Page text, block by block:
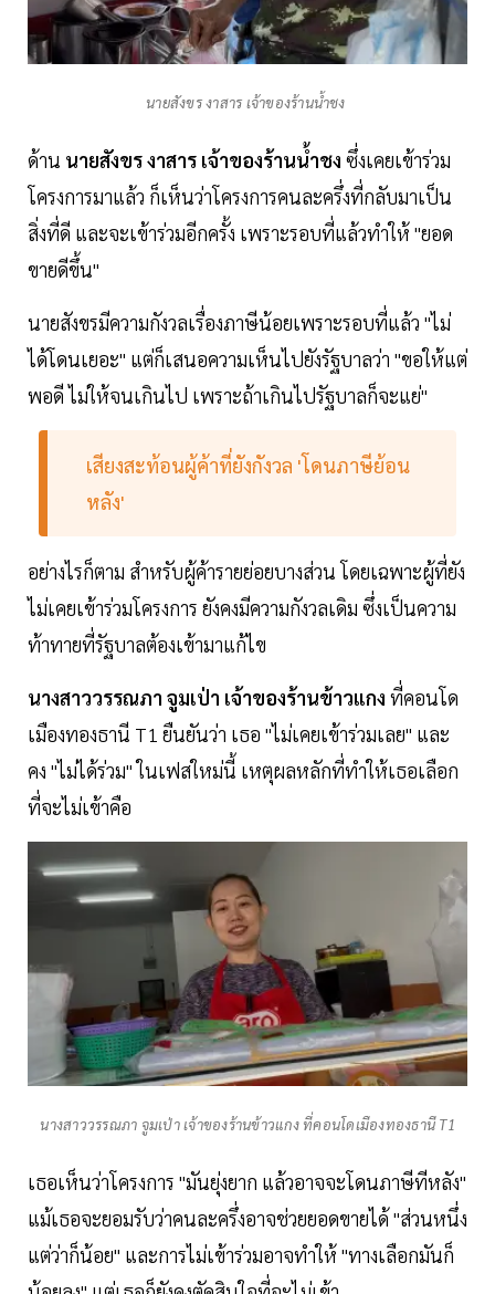
นายสังขร งาสาร เจ้าของร้านน้ำชง
ด้าน นายสังขร งาสาร เจ้าของร้านน้ำชง ซึ่งเคยเข้าร่วม
โครงการมาแล้ว ก็เห็นว่าโครงการคนละครึ่งที่กลับมาเป็น
สิ่งที่ดี และจะเข้าร่วมอีกครั้ง เพราะรอบที่แล้วทำให้ "ยอด
ขายดีขึ้น"
นายสังขรมีความกังวลเรื่องภาษีน้อยเพราะรอบที่แล้ว "ไม่
ได้โดนเยอะ" แต่ก็เสนอความเห็นไปยังรัฐบาลว่า "ขอให้แต่
พอดี ไม่ให้จนเกินไป เพราะถ้าเกินไปรัฐบาลก็จะแย่"
เสียงสะท้อนผู้ค้าที่ยังกังวล 'โดนภาษีย้อน
หลัง'
อย่างไรก็ตาม สำหรับผู้ค้ารายย่อยบางส่วน โดยเฉพาะผู้ที่ยัง
ไม่เคยเข้าร่วมโครงการ ยังคงมีความกังวลเดิม ซึ่งเป็นความ
ท้าทายที่รัฐบาลต้องเข้ามาแก้ไข
นางสาววรรณภา จูมเป่า เจ้าของร้านข้าวแกง ที่คอนโด
เมืองทองธานี T1 ยืนยันว่า เธอ "ไม่เคยเข้าร่วมเลย" และ
คง "ไม่ได้ร่วม" ในเฟสใหม่นี้ เหตุผลหลักที่ทำให้เธอเลือก
ที่จะไม่เข้าคือ
นางสาววรรณภา จูมเป่า เจ้าของร้านข้าวแกง ที่คอนโดเมืองทองธานี T1
เธอเห็นว่าโครงการ "มันยุ่งยาก แล้วอาจจะโดนภาษีทีหลัง"
แม้เธอจะยอมรับว่าคนละครึ่งอาจช่วยยอดขายได้ "ส่วนหนึ่ง
แต่ว่าก็น้อย" และการไม่เข้าร่วมอาจทำให้ "ทางเลือกมันก็